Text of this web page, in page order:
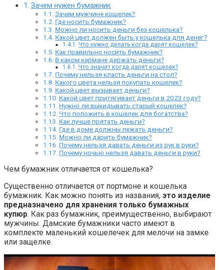
Зачем нужен бумажник
Зачем мужчине кошелек?
Где носить бумажник?
Можно ли носить деньги без кошелька?
Какой цвет должен быть у кошелька для денег?
Что нужно делать когда дарят кошелек?
Как правильно носить бумажник?
В каком кармане держать деньги?
Что значит когда дарят кошелек?
Почему нельзя класть деньги на стол?
Какого цвета нельзя покупать кошелек?
Какой цвет вызывает деньги?
Какой цвет притягивает деньги в 2023 году?
Нужно ли выкидывать старый кошелек?
Что положить в кошелек для богатства?
Как лучше прятать деньги?
Где в доме должны лежать деньги?
Можно ли дарить бумажник?
Почему нельзя давать деньги из рук в руки?
Почему ночью нельзя давать деньги в руки?
Чем бумажник отличается от кошелька?
Существенно отличается от портмоне и кошелька
бумажник. Как можно понять из названия, это изделие
предназначено для хранения только бумажных
купюр. Как раз бумажник, преимущественно, выбирают
мужчины. Дамские бумажники часто имеют в
комплекте маленький кошелечек для мелочи на замке
или защелке.